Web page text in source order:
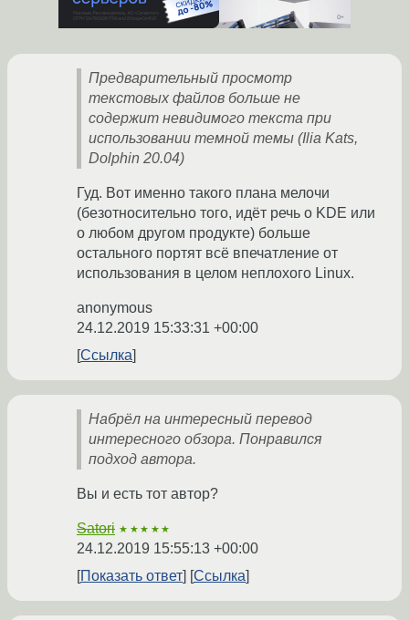
Предварительный просмотр
текстовых файлов больше не
содержит невидимого текста при
использовании темной темы (Ilia Kats,
Dolphin 20.04)
Гуд. Вот именно такого плана мелочи
(безотносительно того, идёт речь о KDE или
о любом другом продукте) больше
остального портят всё впечатление от
использования в целом неплохого Linux.
anonymous
24.12.2019 15:33:31 +00:00
Ссылка
Набрёл на интересный перевод
интересного обзора. Понравился
подход автора.
Вы и есть тот автор?
Satori ★★★★★
24.12.2019 15:55:13 +00:00
Показать ответ
Ссылка